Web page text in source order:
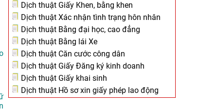
Dịch thuật Giấy Khen, bằng khen
Dịch thuật Xác nhận tình trạng hôn nhân
Dịch thuật Bằng đại học, cao đẳng
Dịch thuật Bằng lái Xe
Dịch thuật Căn cước công dân
Dịch thuật Giấy Đăng ký kinh doanh
Dịch thuật Giấy khai sinh
Dịch thuật Hồ sơ xin giấy phép lao động